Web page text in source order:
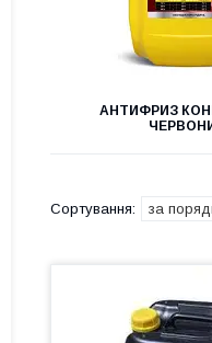
АНТИФРИЗ